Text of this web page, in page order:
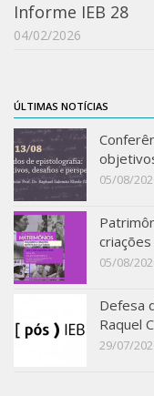
Acervo
Cadernos do IEB
Catálogos
Estudos
Guia do IEB
Informe IEB
Livros publicados
MarioScriptor
Revista do IEB
English
Informe IEB 28
04/02/2026
ÚLTIMAS NOTÍCIAS
05/08/
05/08/
Defesa
Raquel
29/07/